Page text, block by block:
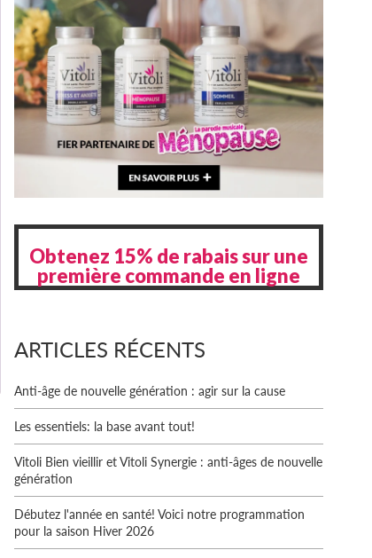
Obtenez 15% de rabais sur une
première commande en ligne
ARTICLES RÉCENTS
Anti-âge de nouvelle génération : agir sur la cause
Les essentiels: la base avant tout!
Vitoli Bien vieillir et Vitoli Synergie : anti-âges de nouvelle
génération
Débutez l'année en santé! Voici notre programmation
pour la saison Hiver 2026